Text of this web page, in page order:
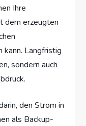
Ihre
dem erzeugten
kann. Langfristig
sondern auch
den Strom in
als Backup-